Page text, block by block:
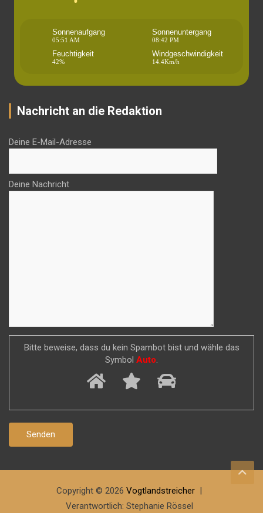
Sonnenaufgang
05:51 AM
Sonnenuntergang
08:42 PM
Feuchtigkeit
42%
Windgeschwindigkeit
14.4Km/h
Nachricht an die Redaktion
Deine E-Mail-Adresse
Deine Nachricht
Bitte beweise, dass du kein Spambot bist und wähle das
Symbol Auto.
Copyright © 2026 Vogtlandstreicher
Verantwortlich: Stephanie Rössel